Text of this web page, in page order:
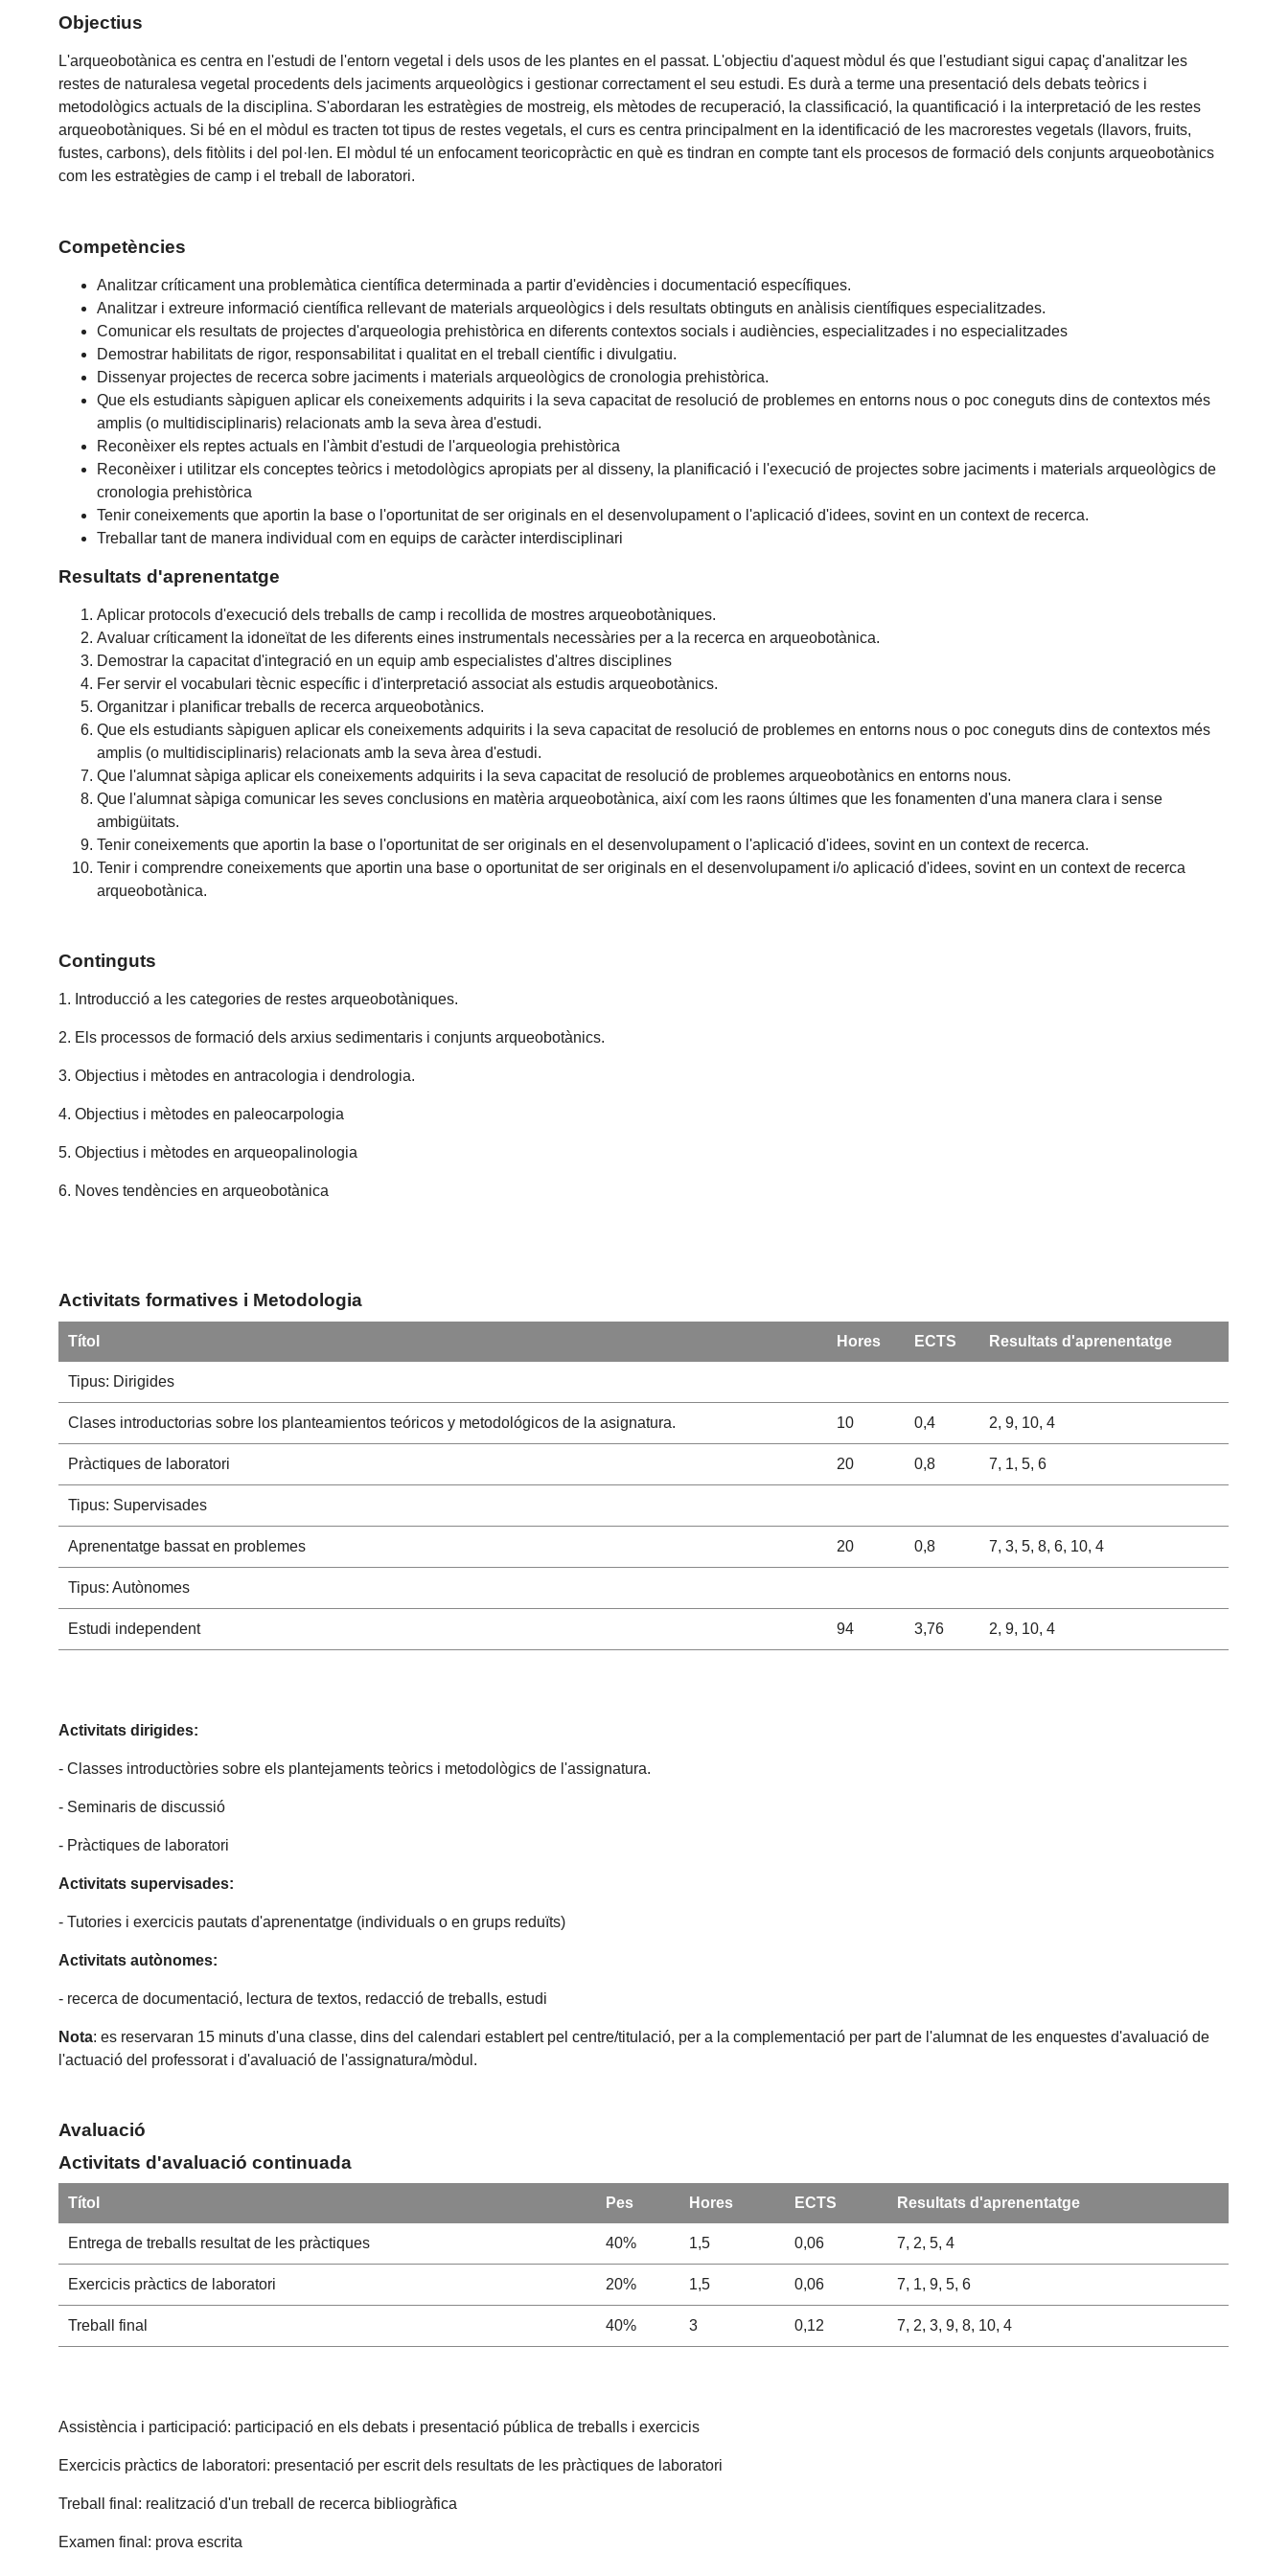
Objectius
L'arqueobotànica es centra en l'estudi de l'entorn vegetal i dels usos de les plantes en el passat. L'objectiu d'aquest mòdul és que l'estudiant sigui capaç d'analitzar les
restes de naturalesa vegetal procedents dels jaciments arqueològics i gestionar correctament el seu estudi. Es durà a terme una presentació dels debats teòrics i
metodològics actuals de la disciplina. S'abordaran les estratègies de mostreig, els mètodes de recuperació, la classificació, la quantificació i la interpretació de les restes
arqueobotàniques. Si bé en el mòdul es tracten tot tipus de restes vegetals, el curs es centra principalment en la identificació de les macrorestes vegetals (llavors, fruits,
fustes, carbons), dels fitòlits i del pol·len. El mòdul té un enfocament teoricopràctic en què es tindran en compte tant els procesos de formació dels conjunts arqueobotànics
com les estratègies de camp i el treball de laboratori.
Competències
Analitzar críticament una problemàtica científica determinada a partir d'evidències i documentació específiques.
Analitzar i extreure informació científica rellevant de materials arqueològics i dels resultats obtinguts en anàlisis científiques especialitzades.
Comunicar els resultats de projectes d'arqueologia prehistòrica en diferents contextos socials i audiències, especialitzades i no especialitzades
Demostrar habilitats de rigor, responsabilitat i qualitat en el treball científic i divulgatiu.
Dissenyar projectes de recerca sobre jaciments i materials arqueològics de cronologia prehistòrica.
Que els estudiants sàpiguen aplicar els coneixements adquirits i la seva capacitat de resolució de problemes en entorns nous o poc coneguts dins de contextos més
amplis (o multidisciplinaris) relacionats amb la seva àrea d'estudi.
Reconèixer els reptes actuals en l'àmbit d'estudi de l'arqueologia prehistòrica
Reconèixer i utilitzar els conceptes teòrics i metodològics apropiats per al disseny, la planificació i l'execució de projectes sobre jaciments i materials arqueològics de
cronologia prehistòrica
Tenir coneixements que aportin la base o l'oportunitat de ser originals en el desenvolupament o l'aplicació d'idees, sovint en un context de recerca.
Treballar tant de manera individual com en equips de caràcter interdisciplinari
Resultats d'aprenentatge
Aplicar protocols d'execució dels treballs de camp i recollida de mostres arqueobotàniques.
Avaluar críticament la idoneïtat de les diferents eines instrumentals necessàries per a la recerca en arqueobotànica.
Demostrar la capacitat d'integració en un equip amb especialistes d'altres disciplines
Fer servir el vocabulari tècnic específic i d'interpretació associat als estudis arqueobotànics.
Organitzar i planificar treballs de recerca arqueobotànics.
Que els estudiants sàpiguen aplicar els coneixements adquirits i la seva capacitat de resolució de problemes en entorns nous o poc coneguts dins de contextos més
amplis (o multidisciplinaris) relacionats amb la seva àrea d'estudi.
Que l'alumnat sàpiga aplicar els coneixements adquirits i la seva capacitat de resolució de problemes arqueobotànics en entorns nous.
Que l'alumnat sàpiga comunicar les seves conclusions en matèria arqueobotànica, així com les raons últimes que les fonamenten d'una manera clara i sense
ambigüitats.
Tenir coneixements que aportin la base o l'oportunitat de ser originals en el desenvolupament o l'aplicació d'idees, sovint en un context de recerca.
Tenir i comprendre coneixements que aportin una base o oportunitat de ser originals en el desenvolupament i/o aplicació d'idees, sovint en un context de recerca
arqueobotànica.
Continguts
1. Introducció a les categories de restes arqueobotàniques.
2. Els processos de formació dels arxius sedimentaris i conjunts arqueobotànics.
3. Objectius i mètodes en antracologia i dendrologia.
4. Objectius i mètodes en paleocarpologia
5. Objectius i mètodes en arqueopalinologia
6. Noves tendències en arqueobotànica
Activitats formatives i Metodologia
Títol Hores ECTS Resultats d'aprenentatge
Tipus: Dirigides
Clases introductorias sobre los planteamientos teóricos y metodológicos de la asignatura. 10 0,4 2, 9, 10, 4
Pràctiques de laboratori 20 0,8 7, 1, 5, 6
Tipus: Supervisades
Aprenentatge bassat en problemes 20 0,8 7, 3, 5, 8, 6, 10, 4
Tipus: Autònomes
Estudi independent 94 3,76 2, 9, 10, 4
Activitats dirigides:
- Classes introductòries sobre els plantejaments teòrics i metodològics de l'assignatura.
- Seminaris de discussió
- Pràctiques de laboratori
Activitats supervisades:
- Tutories i exercicis pautats d'aprenentatge (individuals o en grups reduïts)
Activitats autònomes:
- recerca de documentació, lectura de textos, redacció de treballs, estudi
Nota: es reservaran 15 minuts d'una classe, dins del calendari establert pel centre/titulació, per a la complementació per part de l'alumnat de les enquestes d'avaluació de
l'actuació del professorat i d'avaluació de l'assignatura/mòdul.
Avaluació
Activitats d'avaluació continuada
Títol Pes Hores ECTS Resultats d'aprenentatge
Entrega de treballs resultat de les pràctiques 40% 1,5 0,06 7, 2, 5, 4
Exercicis pràctics de laboratori 20% 1,5 0,06 7, 1, 9, 5, 6
Treball final 40% 3 0,12 7, 2, 3, 9, 8, 10, 4
Assistència i participació: participació en els debats i presentació pública de treballs i exercicis
Exercicis pràctics de laboratori: presentació per escrit dels resultats de les pràctiques de laboratori
Treball final: realització d'un treball de recerca bibliogràfica
Examen final: prova escrita